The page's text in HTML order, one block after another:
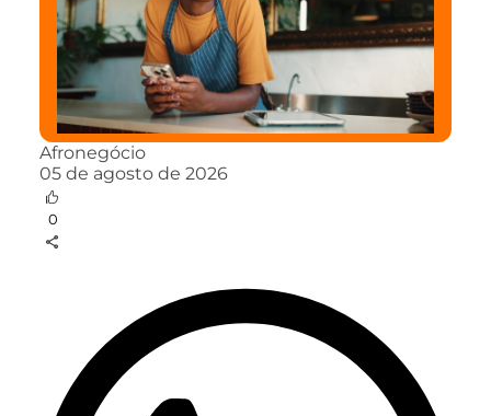
Afronegócio
05 de agosto de 2026
0